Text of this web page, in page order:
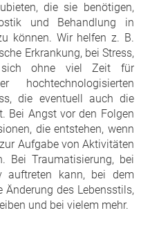
die sie benötigen,
und Behandlung in
können. Wir helfen z. B.
Erkrankung, bei Stress,
ohne viel Zeit für
hochtechnologisierten
die eventuell auch die
Bei Angst vor den Folgen
die entstehen, wenn
Aufgabe von Aktivitäten
Bei Traumatisierung, bei
auftreten kann, bei dem
des Lebensstils,
und bei vielem mehr.